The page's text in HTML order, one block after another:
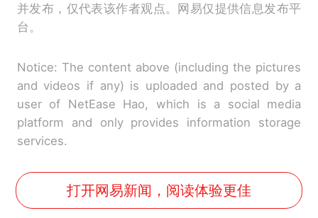
并发布，仅代表该作者观点。网易仅提供信息发布平
台。
Notice: The content above (including the pictures
and videos if any) is uploaded and posted by a
user of NetEase Hao, which is a social media
platform and only provides information storage
services.
打开网易新闻，阅读体验更佳